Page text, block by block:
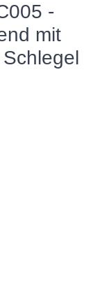
-
mit